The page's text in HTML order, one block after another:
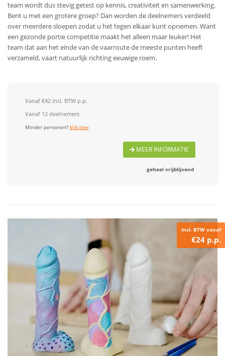
team wordt dus stevig getest op kennis, creativiteit en samenwerking.
Bent u met een grotere groep? Dan worden de deelnemers verdeeld
over meerdere sloepen zodat u het tegen elkaar kunt opnemen. Want
een gezonde portie competitie maakt het alleen maar leuker! Het
team dat aan het einde van de vaarroute de meeste punten heeft
verzameld, vaart natuurlijk richting eeuwige roem.
Vanaf €42 incl. BTW p.p.
Vanaf 12 deelnemers
Minder personen?klik hier
MEER INFORMATIE
geheel vrijblijvend
incl. BTW vanaf
€24 p.p.